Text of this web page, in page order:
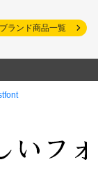
ブランド商品一覧